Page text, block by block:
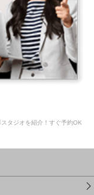
タジオを紹介！すぐ予約OK